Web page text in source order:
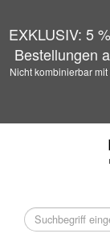
EXKLUSIV: 5
Bestellungen
Nicht kombinierbar